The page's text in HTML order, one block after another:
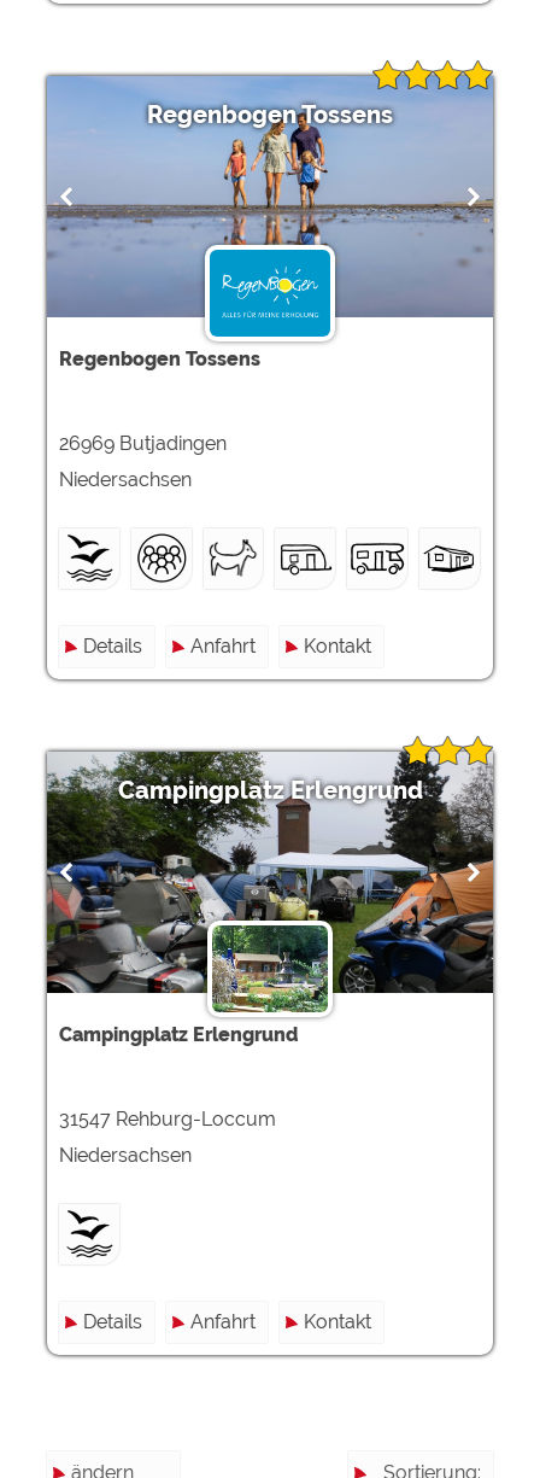
Regenbogen Tossens
Regenbogen Tossens
26969 Butjadingen
Niedersachsen
Details Anfahrt Kontakt
Campingplatz Erlengrund
Campingplatz Erlengrund
31547 Rehburg-Loccum
Niedersachsen
Details Anfahrt Kontakt
ändern Sortierung: